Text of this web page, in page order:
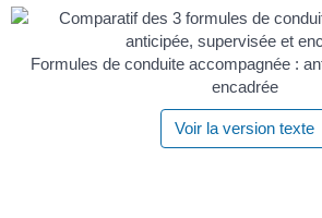
Formules de conduite accompagnée :
encadrée
Voir la version texte